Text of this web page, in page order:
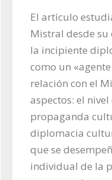
El artículo
Mistral desde su
la incipiente
como un
relación con el
aspectos: el
propaganda
diplomacia
que se
individual de la